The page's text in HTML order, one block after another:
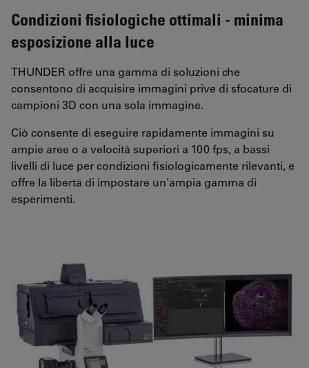
Condizioni fisiologiche ottimali - minima
esposizione alla luce
THUNDER offre una gamma di soluzioni che
consentono di acquisire immagini prive di sfocature di
campioni 3D con una sola immagine.
Ciò consente di eseguire rapidamente immagini su
ampie aree o a velocità superiori a 100 fps, a bassi
livelli di luce per condizioni fisiologicamente rilevanti, e
offre la libertà di impostare un'ampia gamma di
esperimenti.